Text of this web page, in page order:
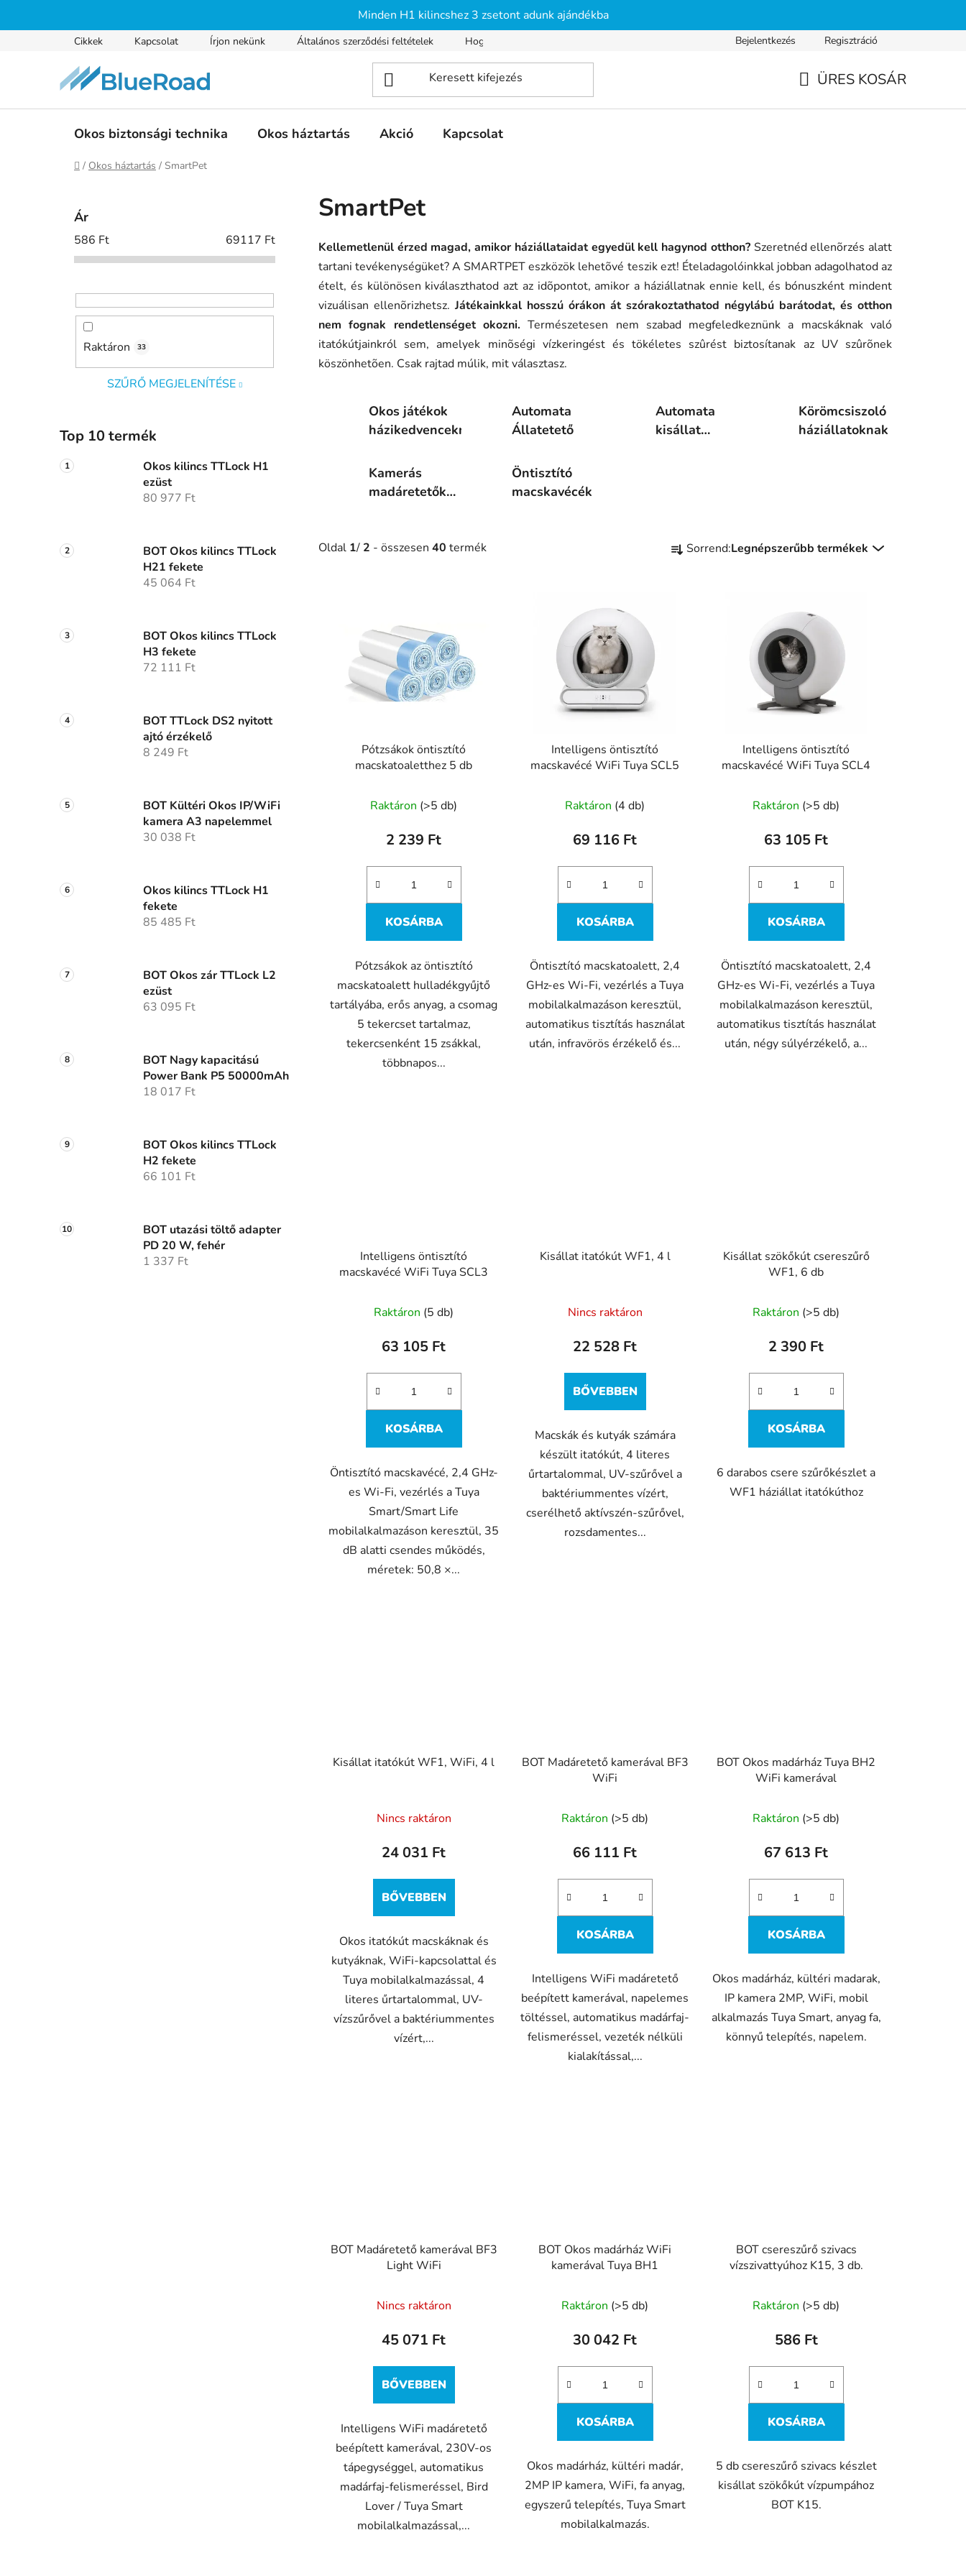
Minden H1 kilincshez 3 zsetont adunk ajándékba
Cikkek Kapcsolat Írjon nekünk Általános szerződési feltételek Hogyan vásárolhatsz? Gyakran ismételt kérdések Adatvédelmi nyilatkozat
Bejelentkezés Regisztráció
ÜRES KOSÁR
Okos biztonsági technika Okos háztartás Akció Kapcsolat
Kezdőlap
/ Okos háztartás / SmartPet
Ár
586 Ft 69117 Ft
Raktáron 33
SZŰRŐ MEGJELENÍTÉSE
Top 10 termék
Okos kilincs TTLock H1
ezüst
80 977 Ft
BOT Okos kilincs TTLock
H21 fekete
45 064 Ft
BOT Okos kilincs TTLock
H3 fekete
72 111 Ft
BOT TTLock DS2 nyitott
ajtó érzékelő
8 249 Ft
BOT Kültéri Okos IP/WiFi
kamera A3 napelemmel
30 038 Ft
Okos kilincs TTLock H1
fekete
85 485 Ft
BOT Okos zár TTLock L2
ezüst
63 095 Ft
BOT Nagy kapacitású
Power Bank P5 50000mAh
18 017 Ft
BOT Okos kilincs TTLock
H2 fekete
66 101 Ft
BOT utazási töltő adapter
PD 20 W, fehér
1 337 Ft
SmartPet
Kellemetlenül érzed magad, amikor háziállataidat egyedül kell hagynod otthon?Szeretnéd ellenõrzés alatt
tartani tevékenységüket? A SMARTPET eszközök lehetõvé teszik ezt! Ételadagolóinkkal jobban adagolhatod az
ételt, és különösen kiválaszthatod azt az idõpontot, amikor a háziállatnak ennie kell, és bónuszként mindent
vizuálisan ellenõrizhetsz. Játékainkkal hosszú órákon át szórakoztathatod négylábú barátodat, és otthon
nem fognak rendetlenséget okozni. Természetesen nem szabad megfeledkeznünk a macskáknak való
itatókútjainkról sem, amelyek minõségi vízkeringést és tökéletes szûrést biztosítanak az UV szûrõnek
köszönhetõen. Csak rajtad múlik, mit választasz.
Okos játékok
házikedvenceknek
Automata
Állatetető
Automata
kisállat
Körömcsiszoló
háziállatoknak
Kamerás
madáretetők
Öntisztító
macskavécék
Oldal 1/ 2 - összesen 40 termék
e
e
Sorrend:Legnépszerűbb termékek
Pótzsákok öntisztító
macskatoaletthez 5 db
Raktáron (>5 db)
2 239 Ft
KOSÁRBA
Pótzsákok az öntisztító
macskatoalett hulladékgyűjtő
tartályába, erős anyag, a csomag
5 tekercset tartalmaz,
tekercsenként 15 zsákkal,
többnapos...
Intelligens öntisztító
macskavécé WiFi Tuya SCL5
Raktáron (4 db)
69 116 Ft
KOSÁRBA
Öntisztító macskatoalett, 2,4
GHz-es Wi-Fi, vezérlés a Tuya
mobilalkalmazáson keresztül,
automatikus tisztítás használat
után, infravörös érzékelő és...
Intelligens öntisztító
macskavécé WiFi Tuya SCL4
Raktáron (>5 db)
63 105 Ft
KOSÁRBA
Öntisztító macskatoalett, 2,4
GHz-es Wi-Fi, vezérlés a Tuya
mobilalkalmazáson keresztül,
automatikus tisztítás használat
után, négy súlyérzékelő, a...
Intelligens öntisztító
macskavécé WiFi Tuya SCL3
Raktáron (5 db)
63 105 Ft
KOSÁRBA
Öntisztító macskavécé, 2,4 GHz-
es Wi-Fi, vezérlés a Tuya
Smart/Smart Life
mobilalkalmazáson keresztül, 35
dB alatti csendes működés,
méretek: 50,8 ×...
Kisállat itatókút WF1, 4 l
Nincs raktáron
22 528 Ft
BŐVEBBEN
Macskák és kutyák számára
készült itatókút, 4 literes
űrtartalommal, UV-szűrővel a
baktériummentes vízért,
cserélhető aktívszén-szűrővel,
rozsdamentes...
Kisállat szökőkút csereszűrő
WF1, 6 db
Raktáron (>5 db)
2 390 Ft
KOSÁRBA
6 darabos csere szűrőkészlet a
WF1 háziállat itatókúthoz
Kisállat itatókút WF1, WiFi, 4 l
Nincs raktáron
24 031 Ft
BŐVEBBEN
Okos itatókút macskáknak és
kutyáknak, WiFi-kapcsolattal és
Tuya mobilalkalmazással, 4
literes űrtartalommal, UV-
vízszűrővel a baktériummentes
vízért,...
BOT Madáretető kamerával BF3
WiFi
Raktáron (>5 db)
66 111 Ft
KOSÁRBA
Intelligens WiFi madáretető
beépített kamerával, napelemes
töltéssel, automatikus madárfaj-
felismeréssel, vezeték nélküli
kialakítással,...
BOT Okos madárház Tuya BH2
WiFi kamerával
Raktáron (>5 db)
67 613 Ft
KOSÁRBA
Okos madárház, kültéri madarak,
IP kamera 2MP, WiFi, mobil
alkalmazás Tuya Smart, anyag fa,
könnyű telepítés, napelem.
BOT Madáretető kamerával BF3
Light WiFi
Nincs raktáron
45 071 Ft
BŐVEBBEN
Intelligens WiFi madáretető
beépített kamerával, 230V-os
tápegységgel, automatikus
madárfaj-felismeréssel, Bird
Lover / Tuya Smart
mobilalkalmazással,...
BOT Okos madárház WiFi
kamerával Tuya BH1
Raktáron (>5 db)
30 042 Ft
KOSÁRBA
Okos madárház, kültéri madár,
2MP IP kamera, WiFi, fa anyag,
egyszerű telepítés, Tuya Smart
mobilalkalmazás.
BOT csereszűrő szivacs
vízszivattyúhoz K15, 3 db.
Raktáron (>5 db)
586 Ft
KOSÁRBA
5 db csereszűrő szivacs készlet
kisállat szökőkút vízpumpához
BOT K15.